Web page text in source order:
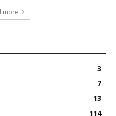
more
3
7
13
114